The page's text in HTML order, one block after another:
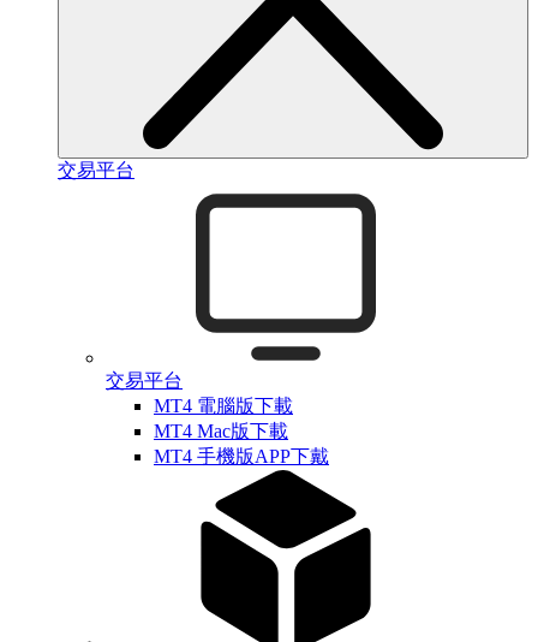
交易平台
交易平台
MT4 電腦版下載
MT4 Mac版下載
MT4 手機版APP下戴